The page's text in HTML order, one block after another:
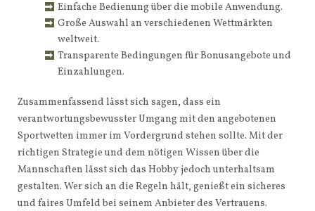
Einfache Bedienung über die mobile Anwendung.
Große Auswahl an verschiedenen Wettmärkten
weltweit.
Transparente Bedingungen für Bonusangebote und
Einzahlungen.
Zusammenfassend lässt sich sagen, dass ein
verantwortungsbewusster Umgang mit den angebotenen
Sportwetten immer im Vordergrund stehen sollte. Mit der
richtigen Strategie und dem nötigen Wissen über die
Mannschaften lässt sich das Hobby jedoch unterhaltsam
gestalten. Wer sich an die Regeln hält, genießt ein sicheres
und faires Umfeld bei seinem Anbieter des Vertrauens.